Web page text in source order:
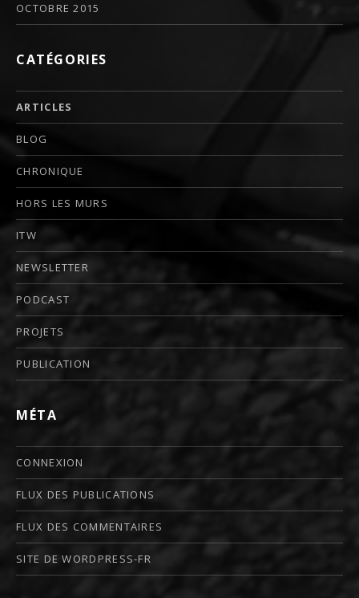
OCTOBRE 2015
CATÉGORIES
ARTICLES
BLOG
CHRONIQUE
HORS LES MURS
ITW
NEWSLETTER
PODCAST
PROJETS
PUBLICATION
MÉTA
CONNEXION
FLUX DES PUBLICATIONS
FLUX DES COMMENTAIRES
SITE DE WORDPRESS-FR